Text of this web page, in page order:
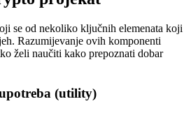
se od nekoliko ključnih elemenata koji
Razumijevanje ovih komponenti
želi naučiti kako prepoznati dobar
(utility)